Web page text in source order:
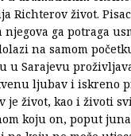
Richterov život.
njegova ga potraga
na samom
u Sarajevu
ljubav i iskreno
je život, kao i životi
koju on, poput